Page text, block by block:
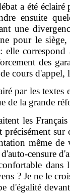
a été
ensuite
une
pour le
des
cours
par les
de la grande
les
précisément
même
censure
dans
? Je ne le
d'égalité